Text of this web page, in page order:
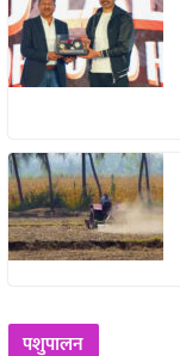
पशुपालन